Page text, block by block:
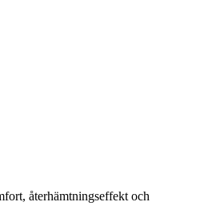
återhämtningseffekt och